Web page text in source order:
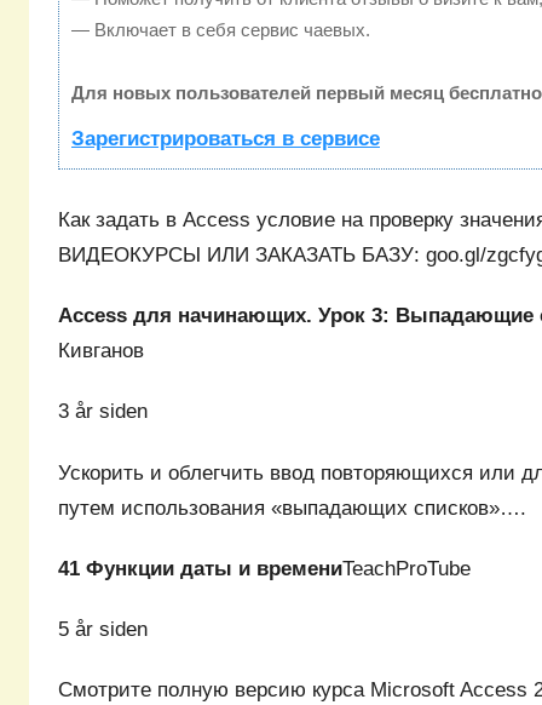
— Включает в себя сервис чаевых.
Для новых пользователей первый месяц
Зарегистрироваться в сервисе
Как задать в Access условие на проверку
ВИДЕОКУРСЫ ИЛИ ЗАКАЗАТЬ БАЗУ: goo.gl/
Access для начинающих. Урок 3: Выпадающие
Кивганов
3 år siden
Ускорить и облегчить ввод повторяющихся или
путем использования «выпадающих списков»….
41 Функции даты и времениTeachProTube
5 år siden
Смотрите полную версию курса Microsoft Access